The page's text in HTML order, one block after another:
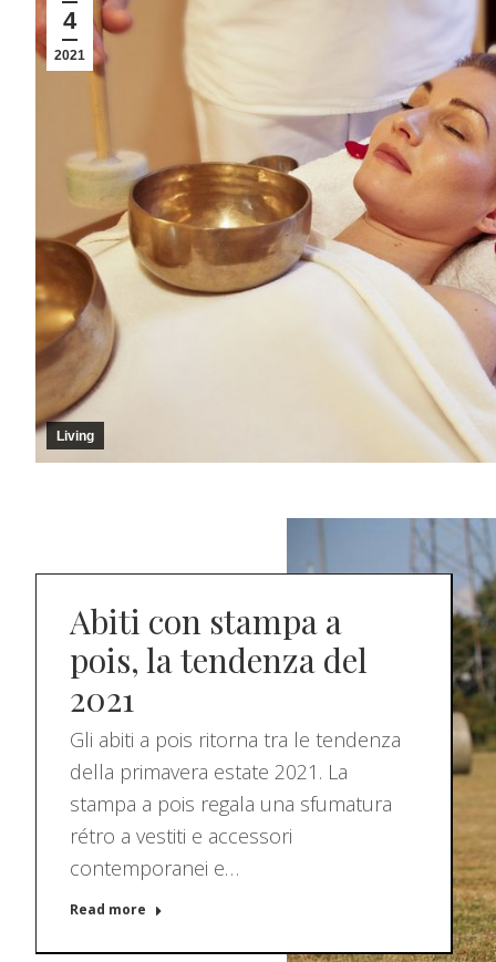
4
2021
Living
Abiti con stampa a
pois, la tendenza del
2021
Gli abiti a pois ritorna tra le tendenza
della primavera estate 2021. La
stampa a pois regala una sfumatura
rétro a vestiti e accessori
contemporanei e…
Read more